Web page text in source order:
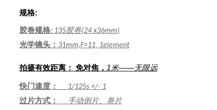
规格:
胶卷规格: 135胶卷(24 x36mm)
光学镜头： 31mm,F=11, 1element
拍摄有效距离： 免对焦， 1米——无限远
快门速度： 1/125s +/- 1
过片方式：
手动倒片、卷片